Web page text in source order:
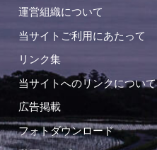
運営組織について
当サイトご利用にあたって
リンク集
当サイトへのリンクについて
広告掲載
フォトダウンロード